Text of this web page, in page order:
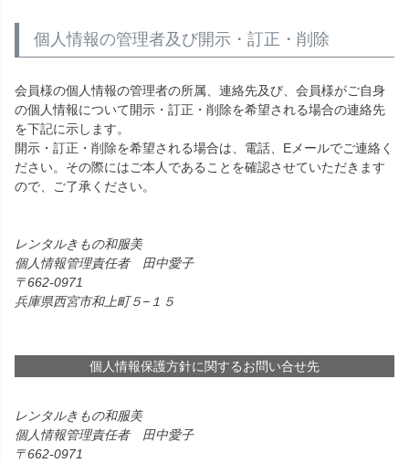
個人情報の管理者及び開示・訂正・削除
会員様の個人情報の管理者の所属、連絡先及び、会員様がご自身
の個人情報について開示・訂正・削除を希望される場合の連絡先
を下記に示します。
開示・訂正・削除を希望される場合は、電話、Eメールでご連絡く
ださい。その際にはご本人であることを確認させていただきます
ので、ご了承ください。
レンタルきもの和服美
個人情報管理責任者 田中愛子
662-0971
兵庫県西宮市和上町５−１５
個人情報保護方針に関するお問い合せ先
レンタルきもの和服美
個人情報管理責任者 田中愛子
662-0971